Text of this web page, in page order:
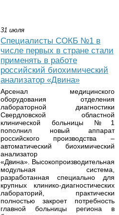
31 июля
Специалисты СОКБ №1 в
числе первых в стране стали
применять в работе
российский биохимический
анализатор «Двина»
Арсенал медицинского
оборудования отделения
лабораторной диагностики
Свердловской областной
клинической больницы №1
пополнил новый аппарат
российского производства –
автоматический биохимический
анализатор
«Двина». Высокопроизводительная
модульная система,
разработанная специально для
крупных клинико-диагностических
лабораторий, практически
полностью закроет потребность
главной больницы региона в